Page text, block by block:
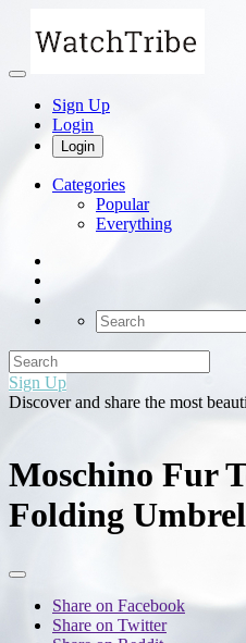
Sign Up
Login
Login
Categories
Popular
Everything
Sign Up
Discover and share the most
Moschino Fur
Folding
Share on Facebook
Share on Twitter